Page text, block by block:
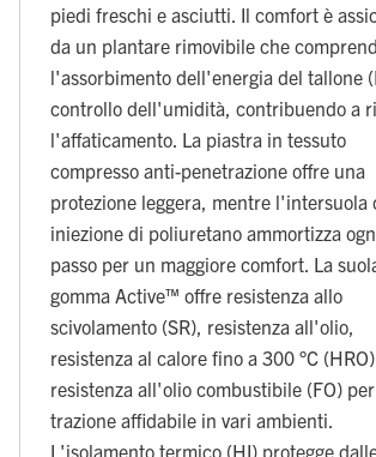
piedi freschi e asciutti. Il comfort è
da un plantare rimovibile che
l'assorbimento dell'energia del tallone
controllo dell'umidità, contribuendo a
l'affaticamento. La piastra in tessuto
compresso anti-penetrazione offre una
protezione leggera, mentre l'intersuola
iniezione di poliuretano ammortizza
passo per un maggiore comfort. La
gomma Active™ offre resistenza allo
scivolamento (SR), resistenza all'olio,
resistenza al calore fino a 300 °C
resistenza all'olio combustibile (FO)
trazione affidabile in vari ambienti.
L'isolamento termico (HI) protegge